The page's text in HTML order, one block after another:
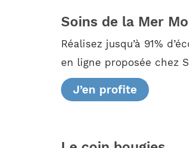
Soins de la Mer
Réalisez jusqu’à 91%
en ligne proposée chez
J’en profite